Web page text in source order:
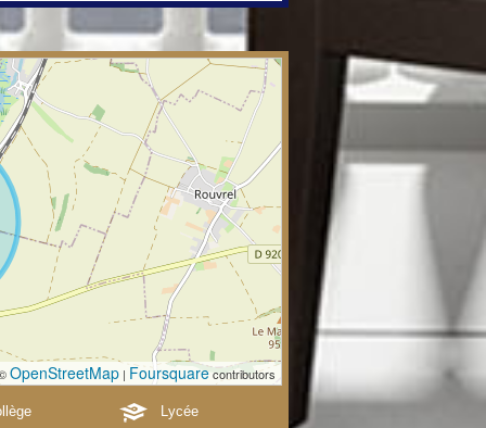
OpenStreetMap | Foursquarecontributors
Lycée